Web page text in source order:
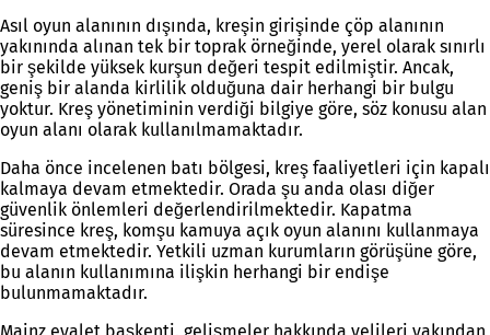
Asıl oyun alanının dışında, kreşin girişinde çöp alanının
yakınında alınan tek bir toprak örneğinde, yerel olarak sınırlı
bir şekilde yüksek kurşun değeri tespit edilmiştir. Ancak,
geniş bir alanda kirlilik olduğuna dair herhangi bir bulgu
yoktur. Kreş yönetiminin verdiği bilgiye göre, söz konusu alan
oyun alanı olarak kullanılmamaktadır.
Daha önce incelenen batı bölgesi, kreş faaliyetleri için kapalı
kalmaya devam etmektedir. Orada şu anda olası diğer
güvenlik önlemleri değerlendirilmektedir. Kapatma
süresince kreş, komşu kamuya açık oyun alanını kullanmaya
devam etmektedir. Yetkili uzman kurumların görüşüne göre,
bu alanın kullanımına ilişkin herhangi bir endişe
bulunmamaktadır.